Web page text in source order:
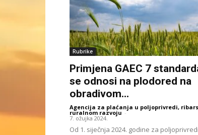
Rubrike
Primjena GAEC 7
se odnosi na plodored na
obradivom...
Agencija za plaćanja u poljoprivredi,
ruralnom razvoju -
7. ožujka 2024.
Od 1. siječnja 2024. godine za